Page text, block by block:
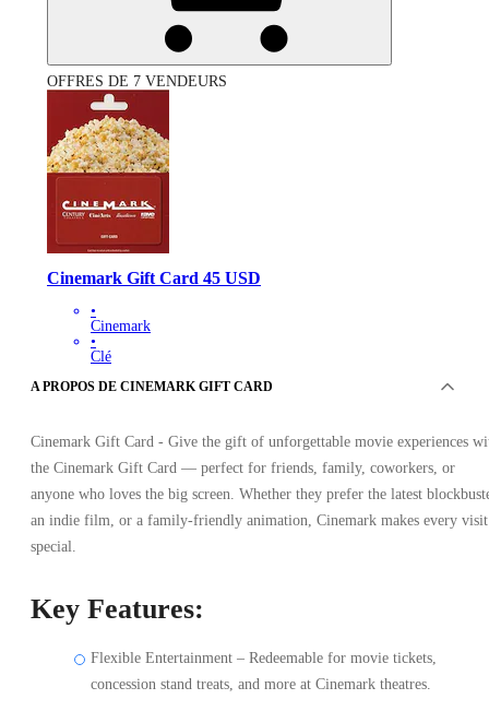
OFFRES DE 7 VENDEURS
Cinemark Gift Card 45 USD
•
Cinemark
•
Clé
ÉTATS-UNIS
A PROPOS DE CINEMARK GIFT CARD
Cinemark Gift Card - Give the gift of unforgettable movie experiences
the Cinemark Gift Card — perfect for friends, family, coworkers, or
anyone who loves the big screen. Whether they prefer the latest
an indie film, or a family-friendly animation, Cinemark makes every visit
special.
Key Features:
Flexible Entertainment – Redeemable for movie tickets,
concession stand treats, and more at Cinemark theatres.